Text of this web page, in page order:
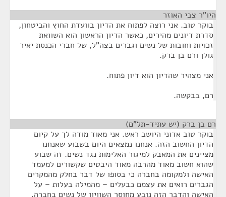
היו"ר צבי האוזר
בוקר טוב. אני רוצה לפתוח את הדיון בוועדת החוץ והביטחון,
סדרת דיונים מהירים, כאשר הדיון הראשון הוא השוואת
זכויות וחובות של נשים וגברים בצה"ל, של חברי הכנסת יאיר
גולן ורם בן ברק.
אני מצהיר שהדיון הוא דיון פתוח.
רם, בבקשה.
רם בן ברק (יש עתיד-תל"ם)
בוקר טוב אדוני היושב ראש. אני מאוד מודה לך על קיום
הדיון החשוב הזה. אנחנו נמצאים היום בשבוע שאנחנו
מציינים את המאבק למיגור האלימות נגד נשים. זה שבוע
שהוא חשוב מאוד מהרבה מאוד היבטים שקשורים למעמד
האישה ולמקומה בחברה כי בסופו של דבר בחלק מהמקרים
הגברים רואים את עצמם כבעלים – מהמילה בעלות – על
האישה והדבר הזה נובע מחוסר השוויון של נשים בחברה,